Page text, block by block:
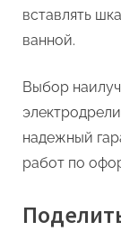
вставлять
ванной.
Выбор
надежный
работ по